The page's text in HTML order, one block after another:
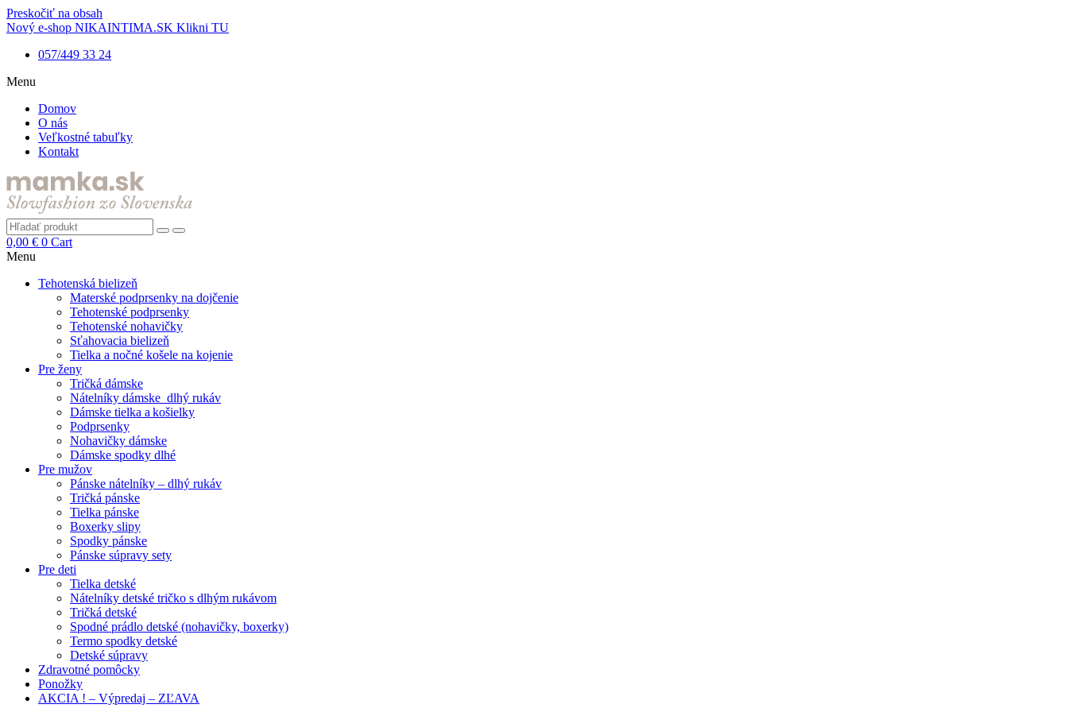
Preskočiť na obsah
Nový e-shop NIKAINTIMA.SK Klikni TU
057/449 33 24
Menu
Domov
O nás
Veľkostné tabuľky
Kontakt
0,00 € 0 Cart
Menu
Tehotenská bielizeň
Materské podprsenky na dojčenie
Tehotenské podprsenky
Tehotenské nohavičky
Sťahovacia bielizeň
Tielka a nočné košele na kojenie
Pre ženy
Tričká dámske
Nátelníky dámske dlhý rukáv
Dámske tielka a košielky
Podprsenky
Nohavičky dámske
Dámske spodky dlhé
Pre mužov
Pánske nátelníky – dlhý rukáv
Tričká pánske
Tielka pánske
Boxerky slipy
Spodky pánske
Pánske súpravy sety
Pre deti
Tielka detské
Nátelníky detské tričko s dlhým rukávom
Tričká detské
Spodné prádlo detské (nohavičky, boxerky)
Termo spodky detské
Detské súpravy
Zdravotné pomôcky
Ponožky
AKCIA ! – Výpredaj – ZĽAVA